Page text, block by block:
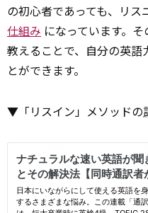
の初心者であっても、リ
仕組み になっています。
教えることで、自分の英
とができます。
▼「リスイン」メソッドの